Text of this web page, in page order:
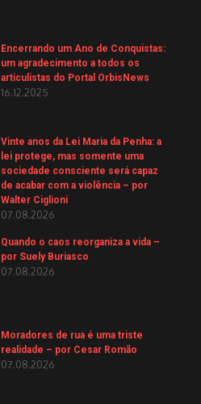
Encerrando um Ano de Conquistas:
um agradecimento a todos os
articulistas do Portal OrbisNews
16.12.2025
Vinte anos da Lei Maria da Penha: a
lei protege, mas somente uma
sociedade consciente será capaz
de acabar com a violência – por
Walter Ciglioni
07.08.2026
Quando o caos reorganiza a vida –
por Suely Buriasco
07.08.2026
Moradores de rua é uma triste
realidade – por Cesar Romão
07.08.2026